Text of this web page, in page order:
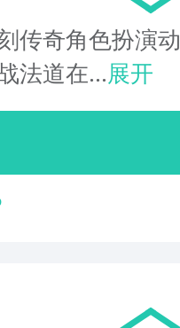
传奇角色扮演动
法道在...展开